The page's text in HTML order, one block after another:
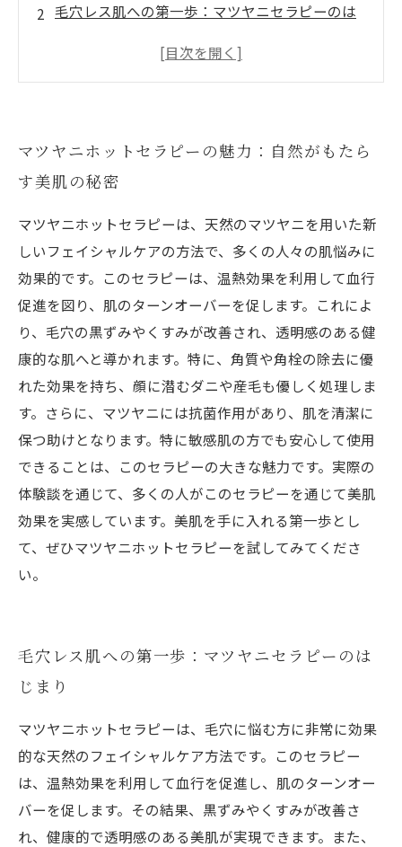
毛穴レス肌への第一歩：マツヤニセラピーのは
温熱効果で血行促進！透明感のある肌を目指す
敏感肌にも安心：天然100％成分の魅力
実際の体験談から学ぶ、マツヤニホットセラピ
美肌への道：マツヤニホットセラピーで毛穴レ
スな素肌を手に入れよう
マツヤニホットセラピーの魅力：自然がもたら
す美肌の秘密
マツヤニホットセラピーは、天然のマツヤニを用いた新
しいフェイシャルケアの方法で、多くの人々の肌悩みに
効果的です。このセラピーは、温熱効果を利用して血行
促進を図り、肌のターンオーバーを促します。これによ
り、毛穴の黒ずみやくすみが改善され、透明感のある健
康的な肌へと導かれます。特に、角質や角栓の除去に優
れた効果を持ち、顔に潜むダニや産毛も優しく処理しま
す。さらに、マツヤニには抗菌作用があり、肌を清潔に
保つ助けとなります。特に敏感肌の方でも安心して使用
できることは、このセラピーの大きな魅力です。実際の
体験談を通じて、多くの人がこのセラピーを通じて美肌
効果を実感しています。美肌を手に入れる第一歩とし
て、ぜひマツヤニホットセラピーを試してみてくださ
い。
毛穴レス肌への第一歩：マツヤニセラピーのは
じまり
マツヤニホットセラピーは、毛穴に悩む方に非常に効果
的な天然のフェイシャルケア方法です。このセラピー
は、温熱効果を利用して血行を促進し、肌のターンオー
バーを促します。その結果、黒ずみやくすみが改善さ
れ、健康的で透明感のある美肌が実現できます。また、